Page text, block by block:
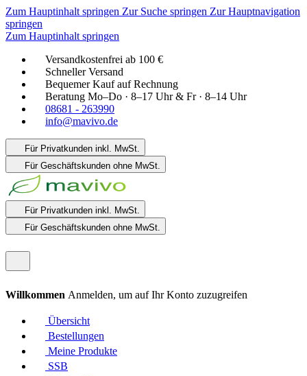
Zum Hauptinhalt springen Zur Suche springen Zur Hauptnavigation
springen
Zum Hauptinhalt springen
Versandkostenfrei ab 100 €
Schneller Versand
Bequemer Kauf auf Rechnung
Beratung Mo–Do · 8–17 Uhr & Fr · 8–14 Uhr
08681 - 263990
info@mavivo.de
Für Privatkunden inkl. MwSt.
Für Geschäftskunden ohne MwSt.
Für Privatkunden inkl. MwSt.
Für Geschäftskunden ohne MwSt.
Willkommen Anmelden, um auf Ihr Konto zuzugreifen
Übersicht
Bestellungen
Meine Produkte
SSB